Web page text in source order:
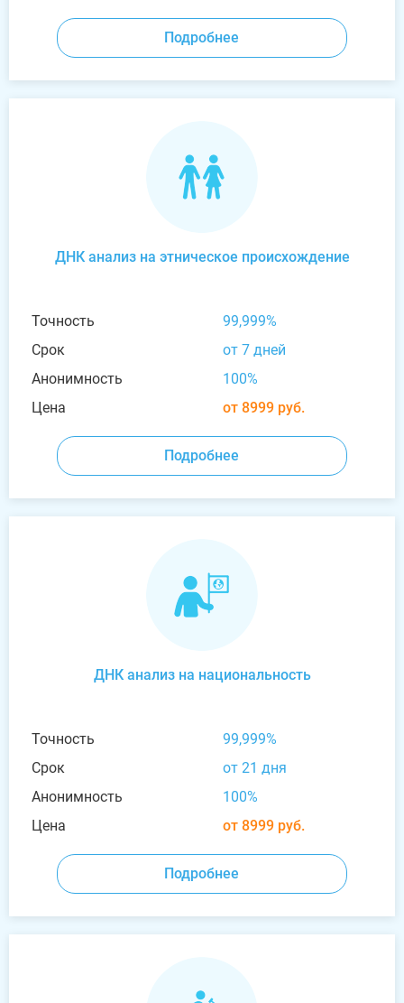
Подробнее
ДНК анализ на этническое происхождение
Точность
99,999%
Срок
от 7 дней
Анонимность
100%
Цена
от 8999 руб.
Подробнее
ДНК анализ на национальность
Точность
99,999%
Срок
от 21 дня
Анонимность
100%
Цена
от 8999 руб.
Подробнее